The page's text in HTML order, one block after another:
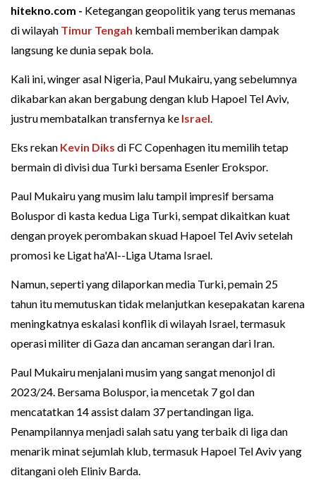
hitekno.com - Ketegangan geopolitik yang terus memanas
di wilayah Timur Tengah kembali memberikan dampak
langsung ke dunia sepak bola.
Kali ini, winger asal Nigeria, Paul Mukairu, yang sebelumnya
dikabarkan akan bergabung dengan klub Hapoel Tel Aviv,
justru membatalkan transfernya ke Israel.
Eks rekan Kevin Diks di FC Copenhagen itu memilih tetap
bermain di divisi dua Turki bersama Esenler Erokspor.
Paul Mukairu yang musim lalu tampil impresif bersama
Boluspor di kasta kedua Liga Turki, sempat dikaitkan kuat
dengan proyek perombakan skuad Hapoel Tel Aviv setelah
promosi ke Ligat ha'Al--Liga Utama Israel.
Namun, seperti yang dilaporkan media Turki, pemain 25
tahun itu memutuskan tidak melanjutkan kesepakatan karena
meningkatnya eskalasi konflik di wilayah Israel, termasuk
operasi militer di Gaza dan ancaman serangan dari Iran.
Paul Mukairu menjalani musim yang sangat menonjol di
2023/24. Bersama Boluspor, ia mencetak 7 gol dan
mencatatkan 14 assist dalam 37 pertandingan liga.
Penampilannya menjadi salah satu yang terbaik di liga dan
menarik minat sejumlah klub, termasuk Hapoel Tel Aviv yang
ditangani oleh Eliniv Barda.